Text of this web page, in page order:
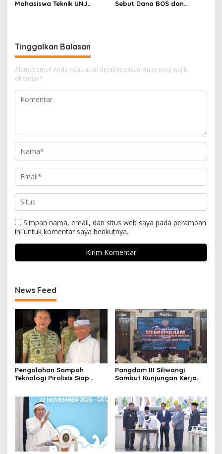
Mahasiswa Teknik UNJ
Sebut Dana BOS dan
Tinggalkan Balasan
Alamat email Anda tidak akan dipublikasikan. Ruas yang wajib
ditandai *
Simpan nama, email, dan situs web saya pada peramban
ini untuk komentar saya berikutnya.
News Feed
Pengolahan Sampah
Teknologi Pirolisis Siap
Barat
Pangdam III Siliwangi
Sambut Kunjungan Kerja